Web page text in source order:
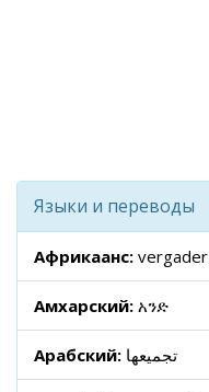
Языки и переводы
Африкаанс: vergader
Амхарский: አንድ
Арабский: تجميعها